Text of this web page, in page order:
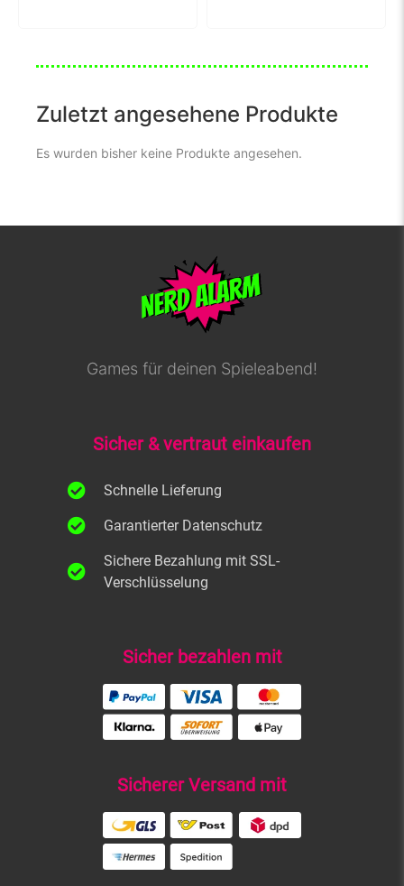
Zuletzt angesehene Produkte
Es wurden bisher keine Produkte angesehen.
Games für deinen Spieleabend!
Sicher & vertraut einkaufen
Schnelle Lieferung
Garantierter Datenschutz
Sichere Bezahlung mit SSL-
Verschlüsselung
Sicher bezahlen mit
Sicherer Versand mit